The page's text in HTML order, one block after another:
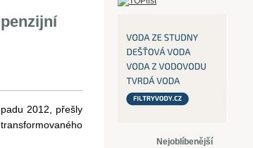
2012, přešly
Nejoblíbenější